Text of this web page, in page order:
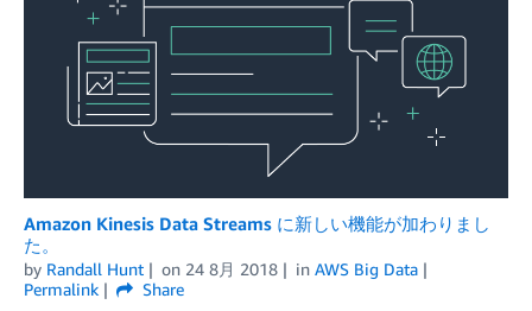
Amazon Kinesis Data Streams に新しい機能が加わりまし
た。
by Randall Hunt on 24 8月 2018 in AWS Big Data
Permalink
Share